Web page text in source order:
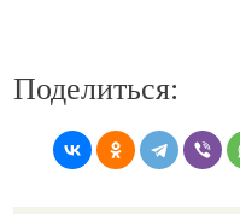
Поделиться: